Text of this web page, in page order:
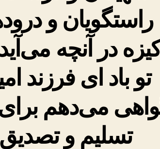
راستگویان و
در آنچه
تو باد ای فرزند
می‌دهم
تسلیم و